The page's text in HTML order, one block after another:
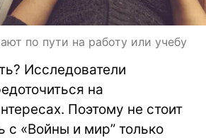
по пути на работу или учебу
Исследователи
на
Поэтому не стоит
с «Войны и мир” только